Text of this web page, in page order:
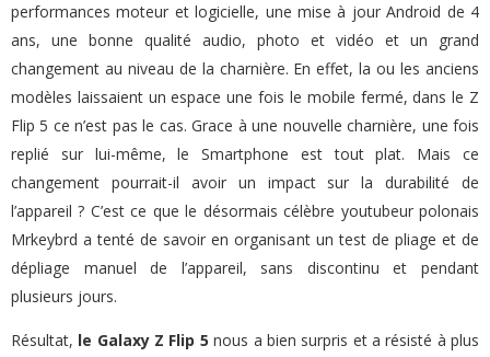
performances moteur et logicielle, une mise à jour Android de 4
ans, une bonne qualité audio, photo et vidéo et un grand
changement au niveau de la charnière. En effet, la ou les anciens
modèles laissaient un espace une fois le mobile fermé, dans le Z
Flip 5 ce n’est pas le cas. Grace à une nouvelle charnière, une fois
replié sur lui-même, le Smartphone est tout plat. Mais ce
changement pourrait-il avoir un impact sur la durabilité de
l’appareil ? C’est ce que le désormais célèbre youtubeur polonais
Mrkeybrd a tenté de savoir en organisant un test de pliage et de
dépliage manuel de l’appareil, sans discontinu et pendant
plusieurs jours.
Résultat, le Galaxy Z Flip 5 nous a bien surpris et a résisté à plus